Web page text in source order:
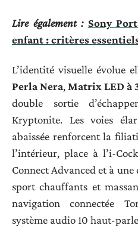
Lire également : Sony
enfant : critères
L’identité visuelle évolue
Perla Nera,Matrix LED à
double sortie
Kryptonite. Les voies
abaissée renforcent la
l’intérieur, place à l’i-
Connect Advanced et à une
sport chauffants et
navigation connectée
système audio 10 haut-